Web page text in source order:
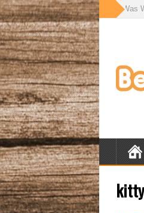
für drinnen und draußen: Was